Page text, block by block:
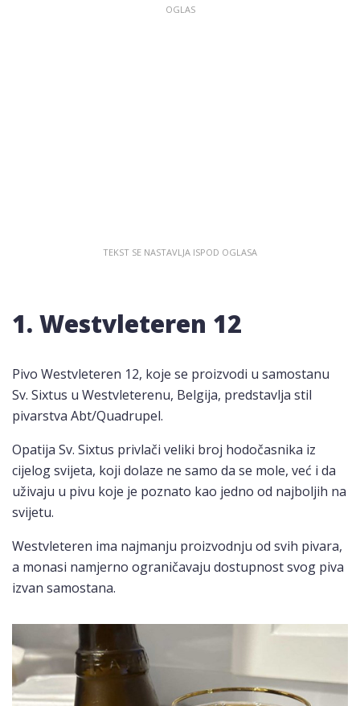
1. Westvleteren 12
Pivo Westvleteren 12, koje se proizvodi u samostanu
Sv. Sixtus u Westvleterenu, Belgija, predstavlja stil
pivarstva Abt/Quadrupel.
Opatija Sv. Sixtus privlači veliki broj hodočasnika iz
cijelog svijeta, koji dolaze ne samo da se mole, već i da
uživaju u pivu koje je poznato kao jedno od najboljih na
svijetu.
Westvleteren ima najmanju proizvodnju od svih pivara,
a monasi namjerno ograničavaju dostupnost svog piva
izvan samostana.